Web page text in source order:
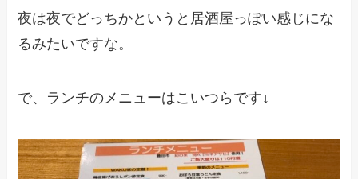
夜は夜でどっちかというと居酒屋っぽい感じにな
るみたいですな。
で、ランチのメニューはこいつらです↓